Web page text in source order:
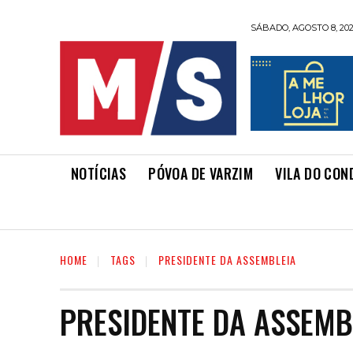
SÁBADO, AGOSTO 8,
NOTÍCIAS PÓVOA DE VARZIM VILA DO
HOME TAGS PRESIDENTE DA ASSEMBLEIA
PRESIDENTE DA